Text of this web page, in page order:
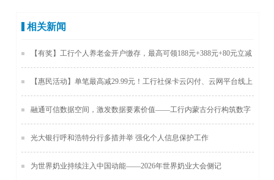
相关新闻
【有奖】工行个人养老金开户缴存，最高可领188元+388元+80元立减
金！
【惠民活动】单笔最高减29.99元！工行社保卡云闪付、云网平台线上
消费随机立减！
融通可信数据空间，激发数据要素价值——工行内蒙古分行构筑数字
金融新生态
光大银行呼和浩特分行多措并举 强化个人信息保护工作
为世界奶业持续注入中国动能——2026年世界奶业大会侧记